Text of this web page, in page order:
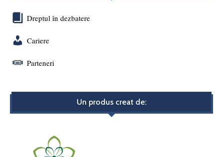
Dreptul în dezbatere
Cariere
Parteneri
Un produs creat de: